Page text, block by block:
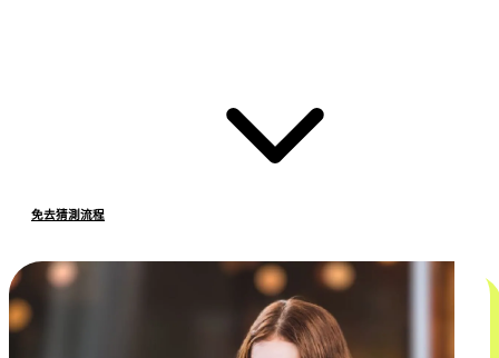
免去猜測流程